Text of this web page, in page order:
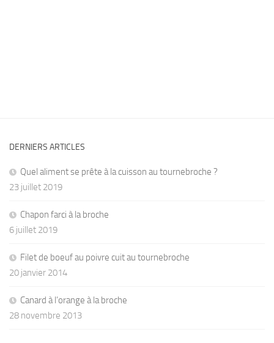
DERNIERS ARTICLES
Quel aliment se prête à la cuisson au tournebroche ?
23 juillet 2019
Chapon farci à la broche
6 juillet 2019
Filet de boeuf au poivre cuit au tournebroche
20 janvier 2014
Canard à l’orange à la broche
28 novembre 2013